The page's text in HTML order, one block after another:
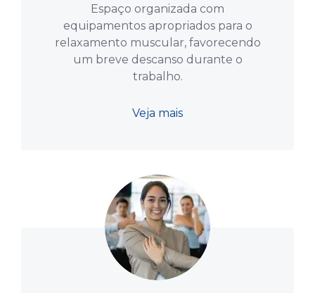
Espaço organizada com
equipamentos apropriados para o
relaxamento muscular, favorecendo
um breve descanso durante o
trabalho.
Veja mais